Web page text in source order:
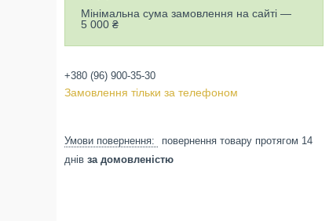
Мінімальна сума замовлення на сайті —
5 000 ₴
+380 (96) 900-35-30
Замовлення тільки за телефоном
повернення товару протягом 14
днів за домовленістю